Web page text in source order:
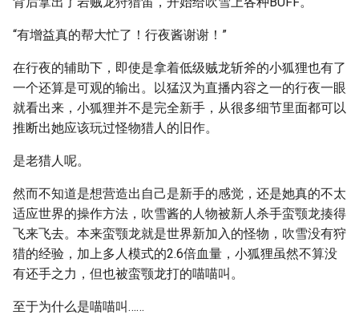
“有增益真的帮大忙了！行夜酱谢谢！”
在行夜的辅助下，即使是拿着低级贼龙斩斧的小狐狸也有了
一个还算是可观的输出。以猛汉为直播内容之一的行夜一眼
就看出来，小狐狸并不是完全新手，从很多细节里面都可以
推断出她应该玩过怪物猎人的旧作。
是老猎人呢。
然而不知道是想营造出自己是新手的感觉，还是她真的不太
适应世界的操作方法，吹雪酱的人物被新人杀手蛮颚龙揍得
飞来飞去。本来蛮颚龙就是世界新加入的怪物，吹雪没有狩
猎的经验，加上多人模式的2.6倍血量，小狐狸虽然不算没
有还手之力，但也被蛮颚龙打的喵喵叫。
至于为什么是喵喵叫……